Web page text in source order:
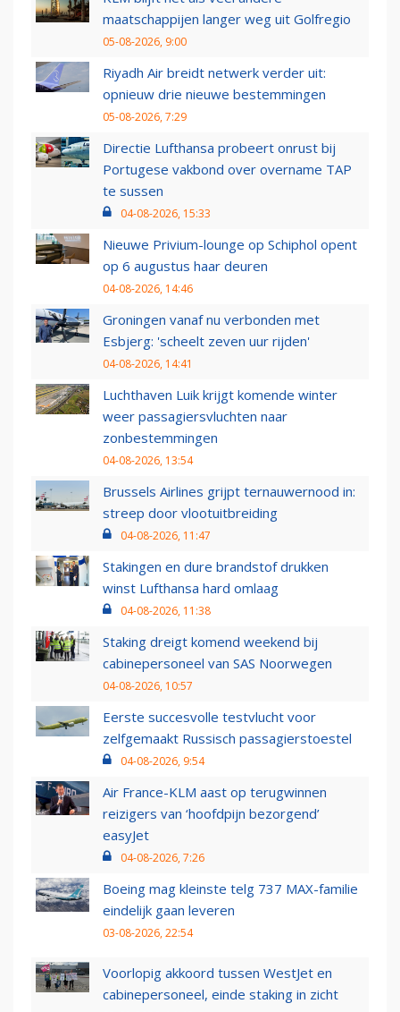
maatschappijen langer weg uit Golfregio
05-08-2026, 9:00
Riyadh Air breidt netwerk verder uit:
opnieuw drie nieuwe bestemmingen
05-08-2026, 7:29
Directie Lufthansa probeert onrust bij
Portugese vakbond over overname TAP
te sussen
04-08-2026, 15:33
Nieuwe Privium-lounge op Schiphol opent
op 6 augustus haar deuren
04-08-2026, 14:46
Groningen vanaf nu verbonden met
Esbjerg: 'scheelt zeven uur rijden'
04-08-2026, 14:41
Luchthaven Luik krijgt komende winter
weer passagiersvluchten naar
zonbestemmingen
04-08-2026, 13:54
Brussels Airlines grijpt ternauwernood in:
streep door vlootuitbreiding
04-08-2026, 11:47
Stakingen en dure brandstof drukken
winst Lufthansa hard omlaag
04-08-2026, 11:38
Staking dreigt komend weekend bij
cabinepersoneel van SAS Noorwegen
04-08-2026, 10:57
Eerste succesvolle testvlucht voor
zelfgemaakt Russisch passagierstoestel
04-08-2026, 9:54
Air France-KLM aast op terugwinnen
reizigers van ‘hoofdpijn bezorgend’
easyJet
04-08-2026, 7:26
Boeing mag kleinste telg 737 MAX-familie
eindelijk gaan leveren
03-08-2026, 22:54
Voorlopig akkoord tussen WestJet en
cabinepersoneel, einde staking in zicht